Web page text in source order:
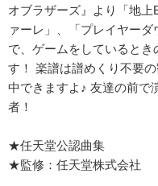
オブラザーズ』より「地
ァーレ」、「プレイヤー
で、ゲームをしていると
す！ 楽譜は譜めくり不要
中できますよ♪ 友達の前で
者！
★任天堂公認曲集
★監修：任天堂株式会社